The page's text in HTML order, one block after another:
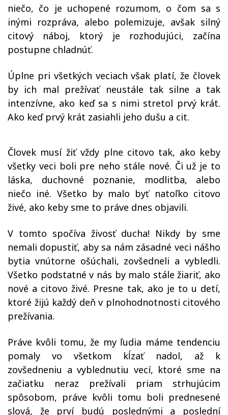
niečo, čo je uchopené rozumom, o čom sa s
inými rozpráva, alebo polemizuje, avšak silný
citový náboj, ktorý je rozhodujúci, začína
postupne chladnúť.
Úplne pri všetkých veciach však platí, že človek
by ich mal prežívať neustále tak silne a tak
intenzívne, ako keď sa s nimi stretol prvý krát.
Ako keď prvý krát zasiahli jeho dušu a cit.
Človek musí žiť vždy plne citovo tak, ako keby
všetky veci boli pre neho stále nové. Či už je to
láska, duchovné poznanie, modlitba, alebo
niečo iné. Všetko by malo byť natoľko citovo
živé, ako keby sme to práve dnes objavili.
V tomto spočíva živosť ducha! Nikdy by sme
nemali dopustiť, aby sa nám zásadné veci nášho
bytia vnútorne ošúchali, zovšedneli a vybledli.
Všetko podstatné v nás by malo stále žiariť, ako
nové a citovo živé. Presne tak, ako je to u detí,
ktoré žijú každý deň v plnohodnotnosti citového
prežívania.
Práve kvôli tomu, že my ľudia máme tendenciu
pomaly vo všetkom kĺzať nadol, až k
zovšedneniu a vyblednutiu vecí, ktoré sme na
začiatku neraz prežívali priam strhujúcim
spôsobom, práve kvôli tomu boli prednesené
slová, že prví budú poslednými a poslední